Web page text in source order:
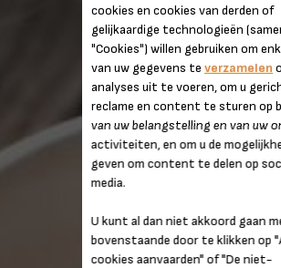
cookies en cookies van derden of
gelijkaardige technologieën
"Cookies") willen gebruiken om
van uw gegevens te verzamelen
analyses uit te voeren, om u
reclame en content te sturen op
van uw belangstelling en van uw
activiteiten, en om u de
geven om content te delen op
media.
U kunt al dan niet akkoord gaan
bovenstaande door te klikken op
cookies aanvaarden" of "De niet-